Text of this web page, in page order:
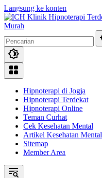
Langsung ke konten
Hipnoterapi di Jogja
Hipnoterapi Terdekat
Hipnoterapi Online
Teman Curhat
Cek Kesehatan Mental
Artikel Kesehatan Mental
Sitemap
Member Area